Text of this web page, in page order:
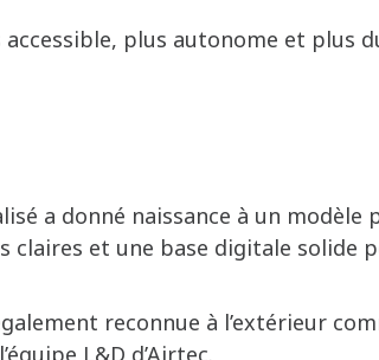
plus autonome et plus
a donné naissance à un
claires et une base digitale solide
reconnue à l’extérieur
L&D d’Airtec.